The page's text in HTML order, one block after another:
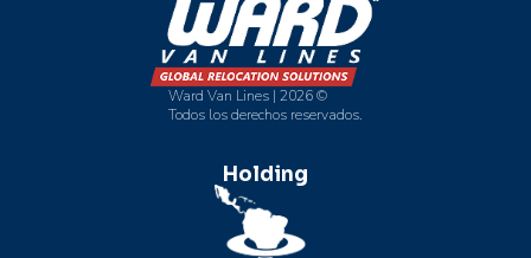
Ward Van Lines | 2026 ©
Todos los derechos reservados.
Holding